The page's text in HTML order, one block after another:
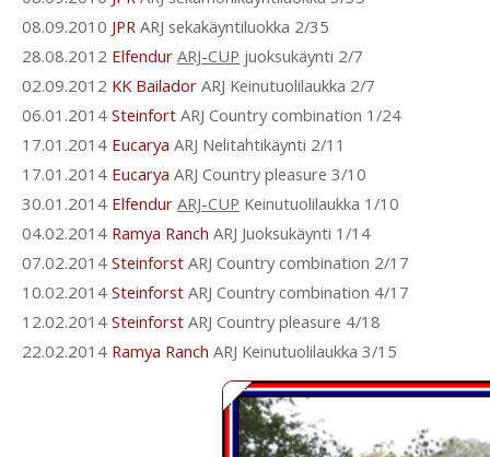
08.09.2010 JPR ARJ sekakäyntiluokka 2/35
28.08.2012 Elfendur ARJ-CUP juoksukäynti 2/7
02.09.2012 KK Bailador ARJ Keinutuolilaukka 2/7
06.01.2014 Steinfort ARJ Country combination 1/24
17.01.2014 Eucarya ARJ Nelitahtikäynti 2/11
17.01.2014 Eucarya ARJ Country pleasure 3/10
30.01.2014 Elfendur ARJ-CUP Keinutuolilaukka 1/10
04.02.2014 Ramya Ranch ARJ Juoksukäynti 1/14
07.02.2014 Steinforst ARJ Country combination 2/17
10.02.2014 Steinforst ARJ Country combination 4/17
12.02.2014 Steinforst ARJ Country pleasure 4/18
22.02.2014 Ramya Ranch ARJ Keinutuolilaukka 3/15